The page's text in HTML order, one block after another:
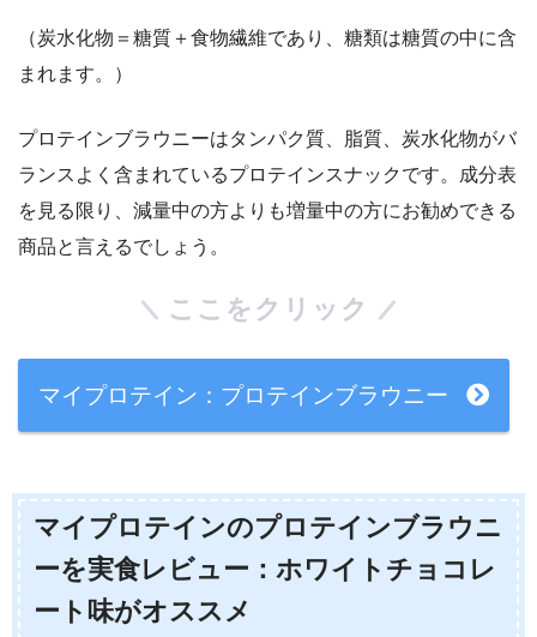
（炭水化物＝糖質＋食物繊維であり、糖類は糖質の中に含
まれます。）
プロテインブラウニーはタンパク質、脂質、炭水化物がバ
ランスよく含まれているプロテインスナックです。成分表
を見る限り、減量中の方よりも増量中の方にお勧めできる
商品と言えるでしょう。
ここをクリック
マイプロテイン：プロテインブラウニー
マイプロテインのプロテインブラウニ
ーを実食レビュー：ホワイトチョコレ
ート味がオススメ